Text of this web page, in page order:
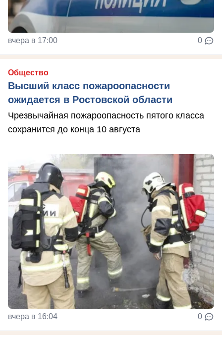
вчера в 17:00 0
Общество
Высший класс пожароопасности
ожидается в Ростовской области
Чрезвычайная пожароопасность пятого класса
сохранится до конца 10 августа
вчера в 16:04 0